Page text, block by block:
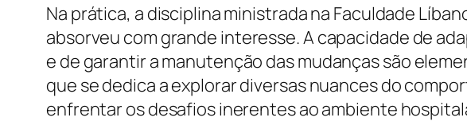
Na prática, a disciplina ministrada na Faculdade
absorveu com grande interesse. A capacidade de
e de garantir a manutenção das mudanças são
que se dedica a explorar diversas nuances do
enfrentar os desafios inerentes ao ambiente